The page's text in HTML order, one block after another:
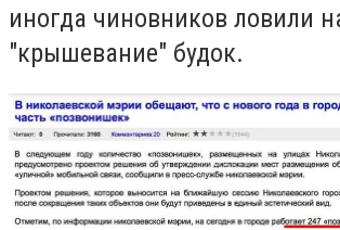
иногда чиновников ловили
"крышевание" будок.